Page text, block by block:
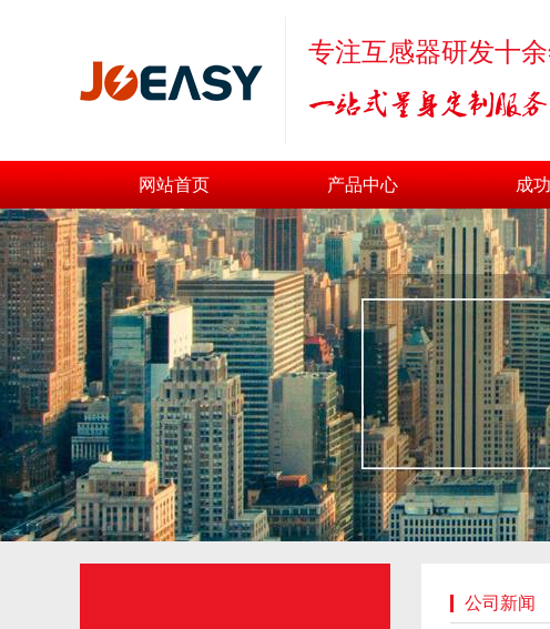
专注互感器研发十
网站首页 产品中心 成
公司新闻